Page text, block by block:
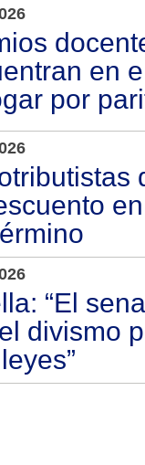
en
por
“El
divismo